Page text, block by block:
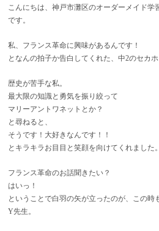
こんにちは、神戸市灘区のオーダーメイド学
です。
私、フランス革命に興味があるんです！
となんの拍子か告白してくれた、中2のセカホ
歴史が苦手な私。
最大限の知識と勇気を振り絞って
マリーアントワネットとか？
と尋ねると、
そうです！大好きなんです！！
とキラキラお目目と笑顔を向けてくれました。
フランス革命のお話聞きたい？
はいっ！
ということで白羽の矢が立ったのが、この時
Y先生。